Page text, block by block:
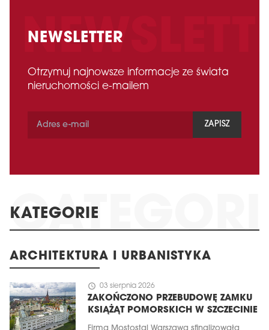
NEWSLETTER
Otrzymuj najnowsze informacje ze świata
nieruchomości e-mailem
ZAPISZ
KATEGORIE
ARCHITEKTURA I URBANISTYKA
schedule 03 sierpnia 2026
ZAKOŃCZONO PRZEBUDOWĘ ZAMKU
KSIĄŻĄT POMORSKICH W SZCZECINIE
Firma Mostostal Warszawa sfinalizowała